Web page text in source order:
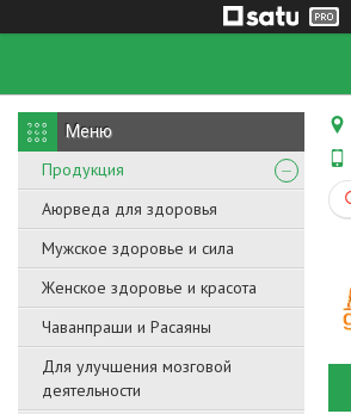
Продукция
Аюрведа для здоровья
Мужское здоровье и сила
Женское здоровье и красота
Чаванпраши и Расаяны
Для улучшения мозговой
деятельности